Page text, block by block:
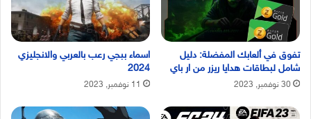
تفوق في ألعابك المفضلة: دليل
شامل لبطاقات هدايا ريزر من ار باي
30 نوفمبر, 2023
اسماء ببجي رعب بالعربي والانجليزي
2024
11 نوفمبر, 2023